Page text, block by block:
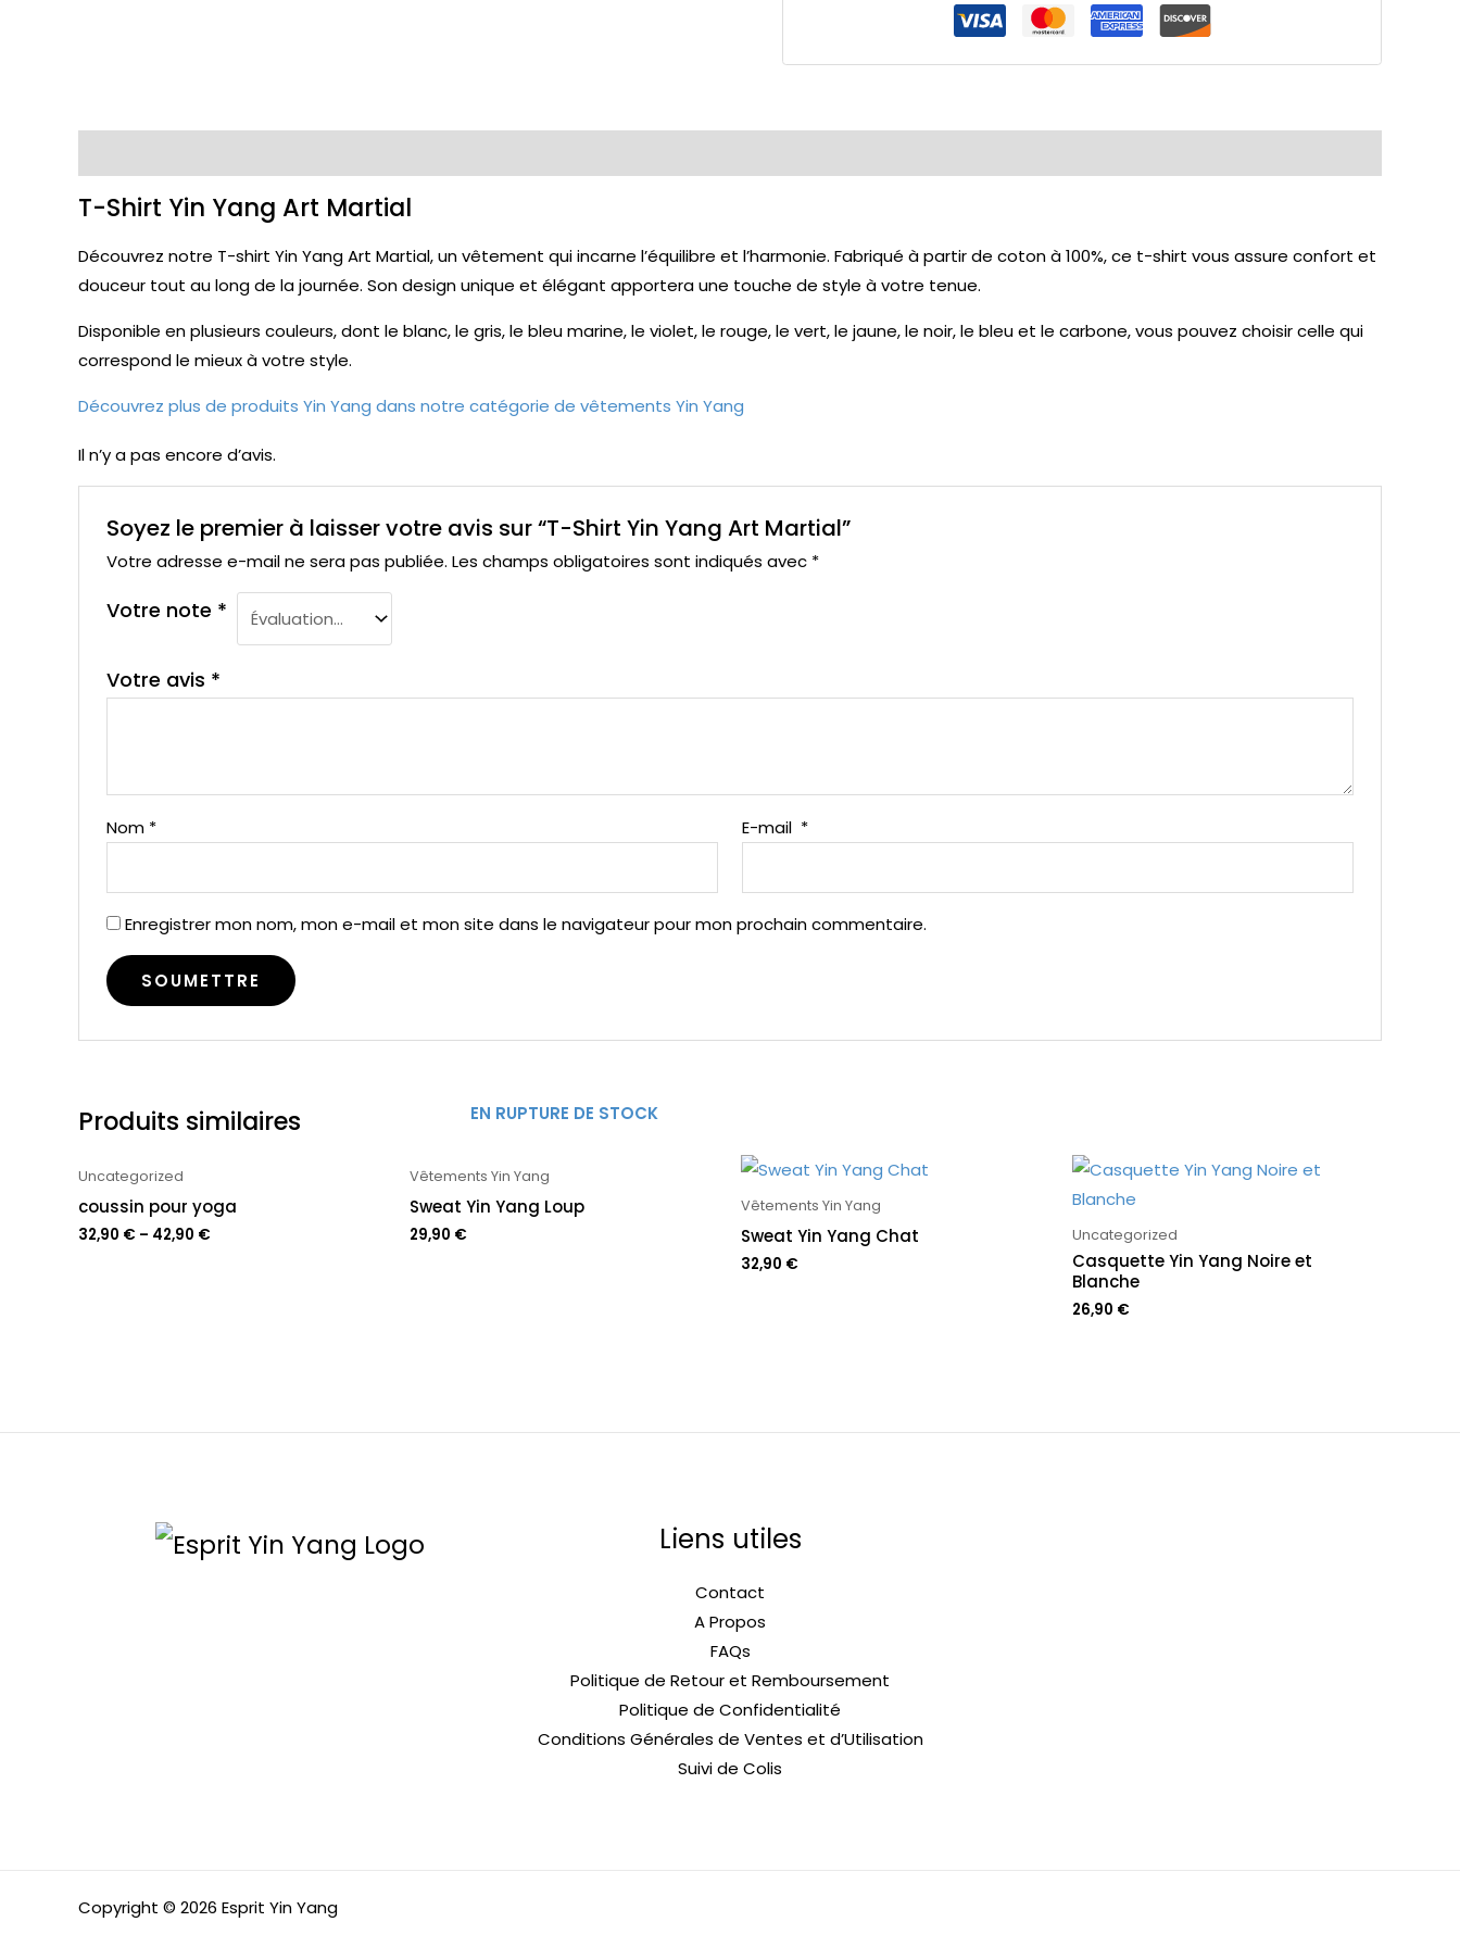
T-Shirt Yin Yang Art Martial
Découvrez notre T-shirt Yin Yang Art Martial, un vêtement qui incarne l’équilibre et l’harmonie. Fabriqué à partir de coton à 100%, ce t-shirt vous assure confort et
douceur tout au long de la journée. Son design unique et élégant apportera une touche de style à votre tenue.
Disponible en plusieurs couleurs, dont le blanc, le gris, le bleu marine, le violet, le rouge, le vert, le jaune, le noir, le bleu et le carbone, vous pouvez choisir celle qui
correspond le mieux à votre style.
Découvrez plus de produits Yin Yang dans notre catégorie de vêtements Yin Yang
Il n’y a pas encore d’avis.
Soyez le premier à laisser votre avis sur “T-Shirt Yin Yang Art Martial”
Votre adresse e-mail ne sera pas publiée. Les champs obligatoires sont indiqués avec *
Votre note *
Votre avis *
Nom * E-mail *
Enregistrer mon nom, mon e-mail et mon site dans le navigateur pour mon prochain commentaire.
Produits similaires
Uncategorized
coussin pour yoga
32,90 € – 42,90 €
EN RUPTURE DE STOCK
Vêtements Yin Yang
Sweat Yin Yang Loup
29,90 €
Vêtements Yin Yang
Sweat Yin Yang Chat
32,90 €
Uncategorized
Casquette Yin Yang Noire et
Blanche
26,90 €
Liens utiles
Contact
A Propos
FAQs
Politique de Retour et Remboursement
Politique de Confidentialité
Conditions Générales de Ventes et d’Utilisation
Suivi de Colis
Copyright © 2026 Esprit Yin Yang